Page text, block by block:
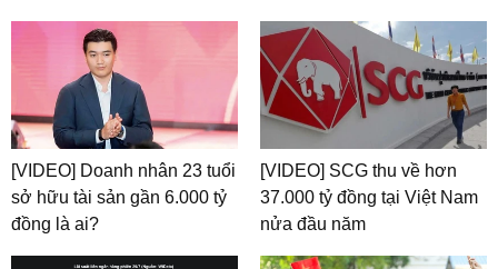
[VIDEO] Doanh nhân 23 tuổi
sở hữu tài sản gần 6.000 tỷ
đồng là ai?
[VIDEO] SCG thu về hơn
37.000 tỷ đồng tại Việt Nam
nửa đầu năm